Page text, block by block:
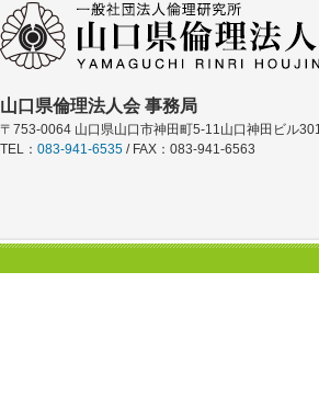
山口県倫理法人会 事務局
〒753-0064 山口県山口市神田町5-11山口神田ビル301
TEL： 083-941-6535 / FAX：083-941-6563